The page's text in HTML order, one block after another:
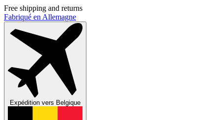
Free shipping and returns
Fabriqué en Allemagne
Expédition vers Belgique